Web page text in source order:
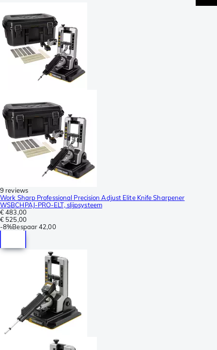
9 reviews
Work Sharp Professional Precision Adjust Elite Knife Sharpener
WSBCHPAJ-PRO-ELT, slijpsysteem
€ 483,00
€ 525,00
-8%Bespaar42,00